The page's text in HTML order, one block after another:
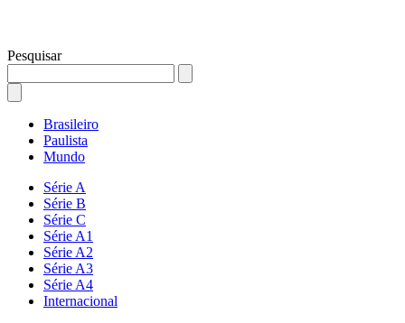
Pesquisar
Brasileiro
Paulista
Mundo
Série A
Série B
Série C
Série A1
Série A2
Série A3
Série A4
Internacional